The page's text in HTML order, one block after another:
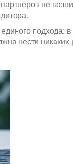
не
подхода:
нести